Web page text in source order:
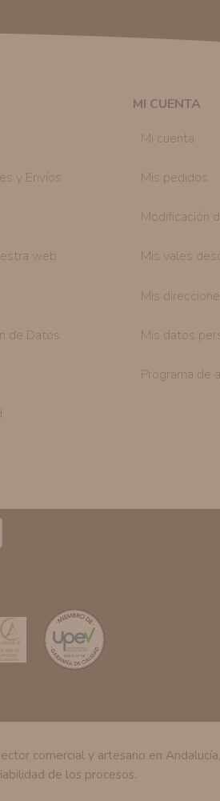
solicitar la cancelación de
el personal de nuestra entidad que esté
tenemos sobre usted, corregirla
y Envíos
web
de Datos
MI CUENTA
Mi cuenta
Mis pedidos
Modificación
Mis vales
Mis
Mis datos
Programa de
comercial y artesano en
de los procesos.